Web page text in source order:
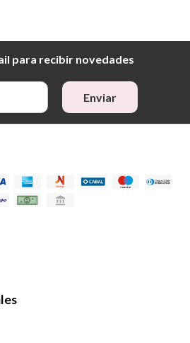
para recibir novedades
Enviar